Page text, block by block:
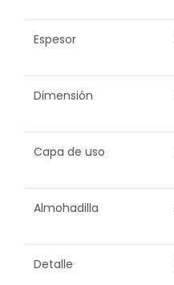
Espesor
Dimensión
Capa de uso
Almohadilla
Detalle